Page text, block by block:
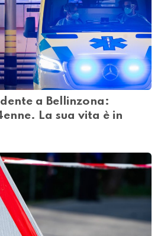
a Bellinzona:
La sua vita è in